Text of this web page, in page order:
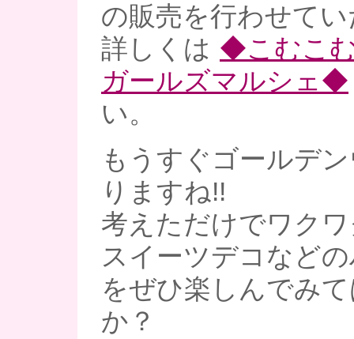
の販売を行わせて
詳しくは ◆こむこ
ガールズマルシェ◆
い。
もうすぐゴールデ
りますね!!
考えただけでワク
スイーツデコなど
をぜひ楽しんでみ
か？